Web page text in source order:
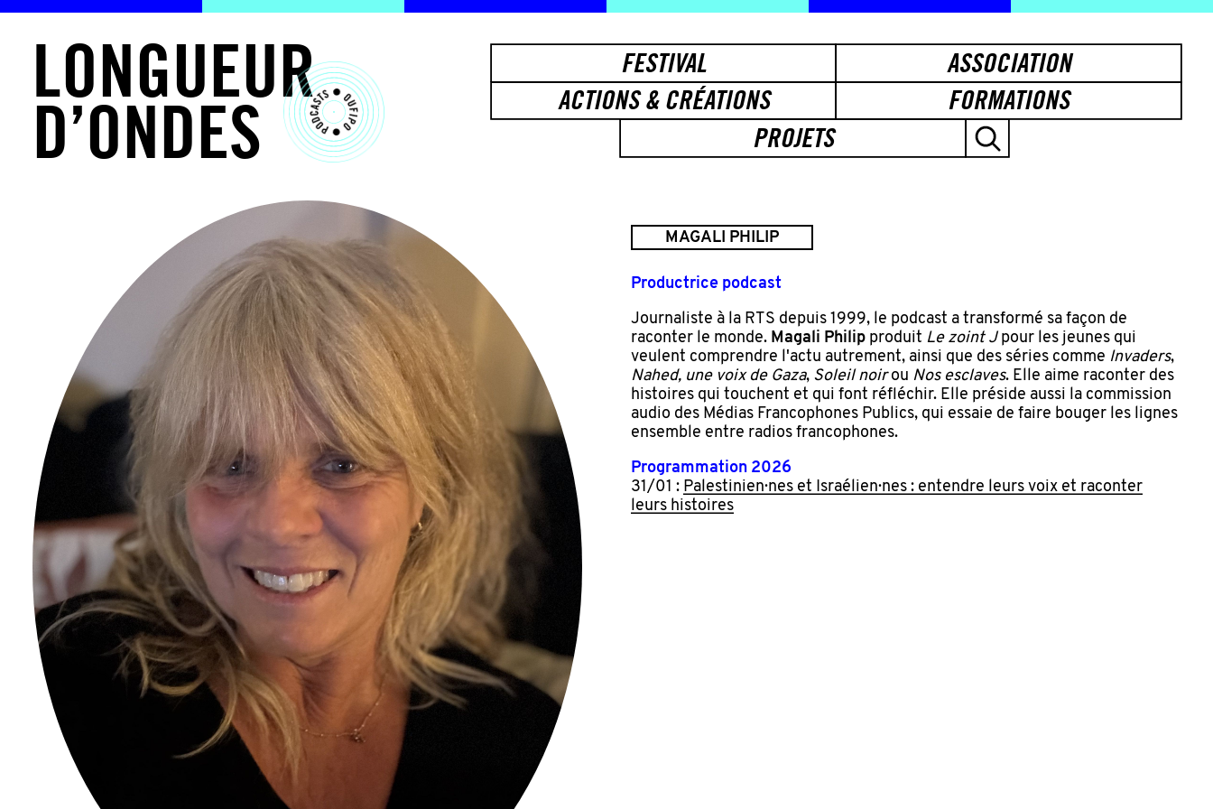
LONGUEUR
D’ONDES
FESTIVAL
ASSOCIATION
ACTIONS & CRÉATIONS
FORMATIONS
PROJETS
MAGALI PHILIP
Productrice podcast
Journaliste à la RTS depuis 1999, le podcast a transformé sa façon de
raconter le monde. Magali Philipproduit Le zoint Jpour les jeunes qui
veulent comprendre l'actu autrement, ainsi que des séries comme Invaders,
Nahed, une voix de Gaza, Soleil noirou Nos esclaves. Elle aime raconter des
histoires qui touchent et qui font réfléchir. Elle préside aussi la commission
audio des Médias Francophones Publics, qui essaie de faire bouger les lignes
ensemble entre radios francophones.
Programmation 2026
31/01 : Palestinien·nes et Israélien·nes : entendre leurs voix et raconter
leurs histoires